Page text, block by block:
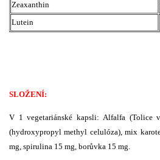
Zeaxanthin
Lutein
SLOŽENÍ:
V 1 vegetariánské kapsli: Alfalfa (Tolice
(hydroxypropyl methyl celulóza), mix
mg, spirulina 15 mg, borůvka 15 mg.